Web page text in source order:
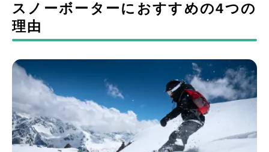
スノーボーターにおすすめの4つの
理由